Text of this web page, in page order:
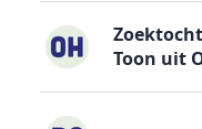
Toon uit